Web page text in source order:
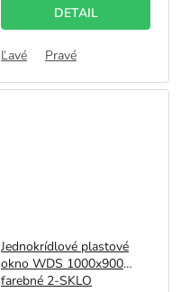
DETAIL
Ľavé Pravé
Jednokrídlové plastové
okno WDS 1000x900
farebné 2-SKLO